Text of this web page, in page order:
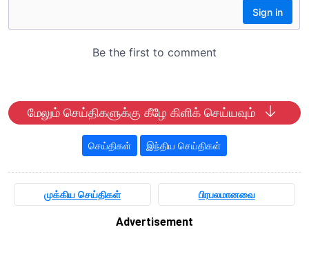
மேலும் செய்திகளுக்கு கீழே கிளிக் செய்யவும்
செய்திகள் இந்திய செய்திகள்
முக்கிய செய்திகள் பிரபலமானவை
Advertisement